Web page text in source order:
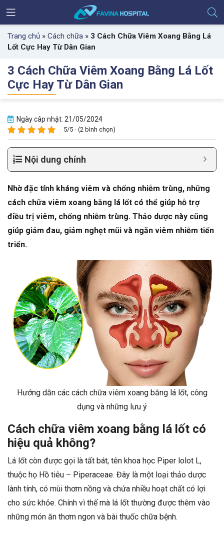
Trang chủ » Cách chữa » 3 Cách Chữa Viêm Xoang Bằng Lá
Lốt Cực Hay Từ Dân Gian
3 Cách Chữa Viêm Xoang Bằng Lá Lốt
Cực Hay Từ Dân Gian
Ngày câp nhật: 21/05/2024
5/5 - (2 bình chọn)
Nội dung chính
Nhờ đặc tính kháng viêm và chống nhiễm trùng, những
cách chữa viêm xoang bằng lá lốt có thể giúp hỗ trợ
điều trị viêm, chống nhiễm trùng. Thảo dược này cũng
giúp giảm đau, giảm nghẹt mũi và ngăn viêm nhiễm tiến
triển.
Hướng dẫn các cách chữa viêm xoang bằng lá lốt, công
dụng và những lưu ý
Cách chữa viêm xoang bằng lá lốt có
hiệu quả không?
Lá lốt còn được gọi là tất bát, tên khoa học Piper lolot L,
thuộc họ Hồ tiêu – Piperaceae. Đây là một loại thảo dược
lành tính, có mùi thơm nồng và chứa nhiều hoạt chất có lợi
cho sức khỏe. Chính vì thế mà lá lốt thường được thêm vào
những món ăn thơm ngon và bài thuốc chữa bệnh.